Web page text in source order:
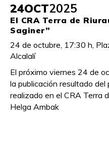
24OCT2025
El CRA Terra de
Saginer”
24 de octubre, 17:30 h,
Alcalalí
El próximo viernes 24 de
la publicación resultado del
realizado en el CRA Terra
Helga Ambak